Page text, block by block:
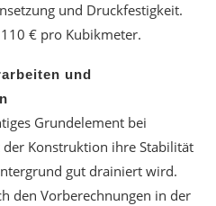
und Druckfestigkeit.
€ pro Kubikmeter.
und
Grundelement bei
Konstruktion ihre Stabilität
gut drainiert wird.
den Vorberechnungen in der